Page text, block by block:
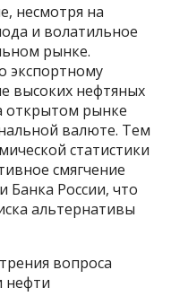
несмотря на
и волатильное
рынке.
экспортному
высоких нефтяных
открытом рынке
валюте. Тем
статистики
смягчение
России, что
альтернативы
вопроса
нефти